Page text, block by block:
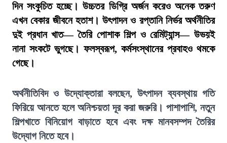
দিন সংকুচিত হচ্ছে। উচ্চতর ডিগ্রি অর্জন করেও অনেক তরুণ
এখন বেকার জীবনে হতাশ। উৎপাদন ও রপ্তানি নির্ভর অর্থনীতির
দুই প্রধান খাত— তৈরি পোশাক শিল্প ও রেমিট্যান্স— উভয়ই
নানা সংকটে ভুগছে। ফলস্বরূপ, কর্মসংস্থানের প্রবাহও থমকে
গেছে।
অর্থনীতিবিদ ও উদ্যোক্তারা বলছেন, উৎপাদন ব্যবস্থায় গতি
ফিরিয়ে আনতে হলে অনিশ্চয়তা দূর করা জরুরি। পাশাপাশি, নতুন
শিল্পখাতে বিনিয়োগ বাড়াতে হবে এবং দক্ষ মানবসম্পদ তৈরির
উদ্যোগ নিতে হবে।